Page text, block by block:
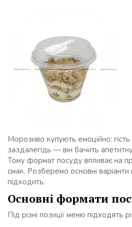
Морозиво купують емоційно:
заздалегідь — він бачить
Тому формат посуду впливає на
смак. Розберемо основні
підходить.
Основні формати
Під різні позиції меню підходять